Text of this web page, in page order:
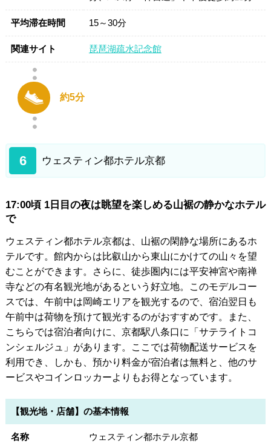
平均滞在時間 15～30分
関連サイト 琵琶湖疏水記念館
約5分
6 ウェスティン都ホテル京都
17:00頃 1日目の夜は眺望を楽しめる山裾の静かなホテル
で
ウェスティン都ホテル京都は、山裾の閑静な場所にあるホ
テルです。館内からは比叡山から東山にかけての山々を望
むことができます。さらに、徒歩圏内には平安神宮や南禅
寺などの有名観光地があるという好立地。このモデルコー
スでは、午前中は岡崎エリアを観光するので、宿泊翌日も
午前中は荷物を預けて観光するのがおすすめです。また、
こちらでは宿泊者向けに、京都駅八条口に「サテライトコ
ンシェルジュ」があります。ここでは荷物配送サービスを
利用でき、しかも、預かり料金が宿泊者は無料と、他のサ
ービスやコインロッカーよりもお得となっています。
【観光地・店舗】の基本情報
名称 ウェスティン都ホテル京都